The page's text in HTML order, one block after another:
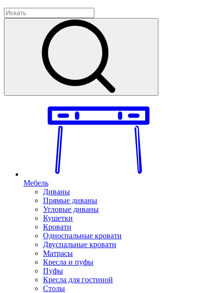
Мебель
Диваны
Прямые диваны
Угловые диваны
Кушетки
Кровати
Односпальные кровати
Двуспальные кровати
Матрасы
Кресла и пуфы
Пуфы
Кресла для гостиной
Столы